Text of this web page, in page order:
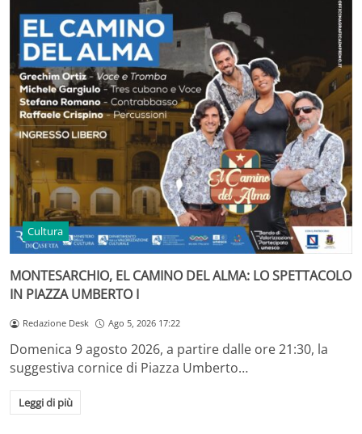
Cultura
MONTESARCHIO, EL CAMINO DEL ALMA: LO SPETTACOLO
IN PIAZZA UMBERTO I
Redazione Desk Ago 5, 2026 17:22
Domenica 9 agosto 2026, a partire dalle ore 21:30, la
suggestiva cornice di Piazza Umberto…
Leggi di più